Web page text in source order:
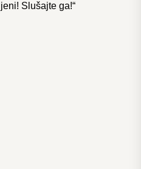
Slušajte ga!“